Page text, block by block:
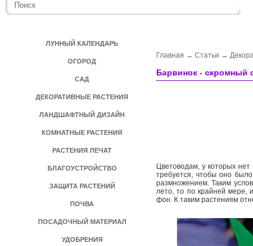
ЛУННЫЙ КАЛЕНДАРЬ
ОГОРОД
САД
ДЕКОРАТИВНЫЕ РАСТЕНИЯ
ЛАНДШАФТНЫЙ ДИЗАЙН
КОМНАТНЫЕ РАСТЕНИЯ
РАСТЕНИЯ ЛЕЧАТ
БЛАГОУСТРОЙСТВО
ЗАЩИТА РАСТЕНИЙ
ПОЧВА
ПОСАДОЧНЫЙ МАТЕРИАЛ
УДОБРЕНИЯ
Главная → Статьи →
Барвинок - скромный
Цветоводам, у которых нет
требуется, чтобы оно
размножением. Таким
лето, то по крайней мере,
фон. К таким растениям